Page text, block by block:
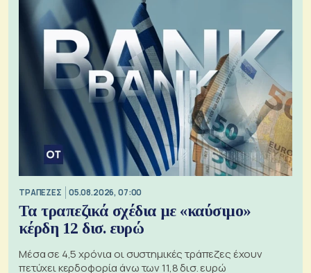
ΤΡΑΠΕΖΕΣ 05.08.2026, 07:00
Τα τραπεζικά σχέδια με «καύσιμο»
κέρδη 12 δισ. ευρώ
Μέσα σε 4,5 χρόνια οι συστημικές τράπεζες έχουν
πετύχει κερδοφορία άνω των 11,8 δισ. ευρώ